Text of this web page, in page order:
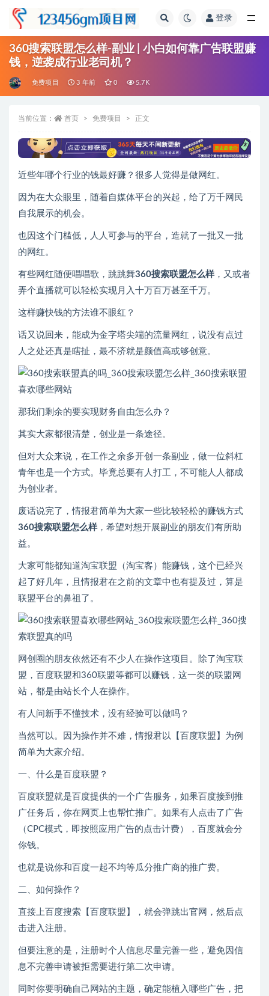
登录
360搜索联盟怎么样-副业 | 小白如何靠广告联盟赚
钱，逆袭成行业老司机？
免费项目 3 年前 0 5.7K
当前位置： 首页 免费项目 正文
近些年哪个行业的钱最好赚？很多人觉得是做网红。
因为在大众眼里，随着自媒体平台的兴起，给了万千网民
自我展示的机会。
也因这个门槛低，人人可参与的平台，造就了一批又一批
的网红。
有些网红随便唱唱歌，跳跳舞360搜索联盟怎么样 ，又或者
弄个直播就可以轻松实现月入十万百万甚至千万。
这样赚快钱的方法谁不眼红？
话又说回来，能成为金字塔尖端的流量网红，说没有点过
人之处还真是瞎扯，最不济就是颜值高或够创意。
那我们剩余的要实现财务自由怎么办？
其实大家都很清楚，创业是一条途径。
但对大众来说，在工作之余多开创一条副业，做一位斜杠
青年也是一个方式。毕竟总要有人打工，不可能人人都成
为创业者。
废话说完了，情报君简单为大家一些比较轻松的赚钱方式
360搜索联盟怎么样 ，希望对想开展副业的朋友们有所助
益。
大家可能都知道淘宝联盟（淘宝客）能赚钱，这个已经兴
起了好几年，且情报君在之前的文章中也有提及过，算是
联盟平台的鼻祖了。
网创圈的朋友依然还有不少人在操作这项目。除了淘宝联
盟，百度联盟和360联盟等都可以赚钱，这一类的联盟网
站，都是由站长个人在操作。
有人问新手不懂技术，没有经验可以做吗？
当然可以。因为操作并不难，情报君以【百度联盟】为例
简单为大家介绍。
一、什么是百度联盟？
百度联盟就是百度提供的一个广告服务，如果百度接到推
广任务后，你在网页上也帮忙推广。如果有人点击了广告
（CPC模式，即按照应用广告的点击计费），百度就会分
你钱。
也就是说你和百度一起不均等瓜分推广商的推广费。
二、如何操作？
直接上百度搜索【百度联盟】，就会弹跳出官网，然后点
击进入注册。
但要注意的是，注册时个人信息尽量完善一些，避免因信
息不完善申请被拒需要进行第二次申请。
同时你要明确自己网站的主题，确定能植入哪些广告，把